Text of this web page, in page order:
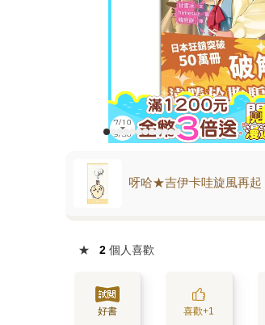
呀哈★吉伊卡哇旋風再起
★ 2 個人喜歡
好書 喜歡+1